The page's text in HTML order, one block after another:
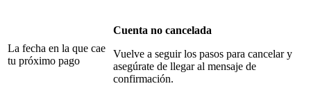
La fecha en la que cae
tu próximo pago
Cuenta no cancelada
Vuelve a seguir los pasos para cancelar y
asegúrate de llegar al mensaje de
confirmación.